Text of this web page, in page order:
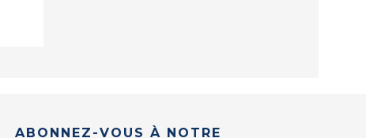
ABONNEZ-VOUS À NOTRE